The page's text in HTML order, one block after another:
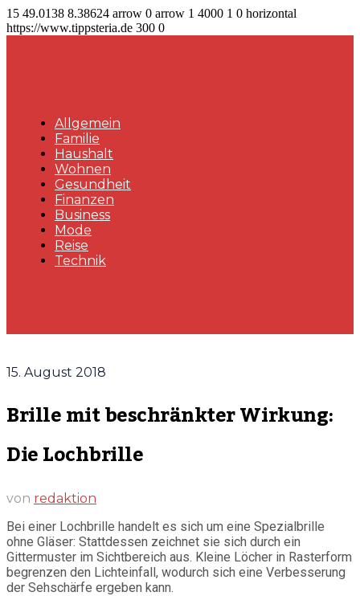
15 49.0138 8.38624 arrow 0 arrow 1 4000 1 0 horizontal
https://www.tippsteria.de 300 0
Allgemein
Familie
Haushalt
Wohnen
Gesundheit
Finanzen
Business
Mode
Reise
Technik
15. August 2018
Brille mit beschränkter Wirkung:
Die Lochbrille
von redaktion
Bei einer Lochbrille handelt es sich um eine Spezialbrille
ohne Gläser: Stattdessen zeichnet sie sich durch ein
Gittermuster im Sichtbereich aus. Kleine Löcher in Rasterform
begrenzen den Lichteinfall, wodurch sich eine Verbesserung
der Sehschärfe ergeben kann.